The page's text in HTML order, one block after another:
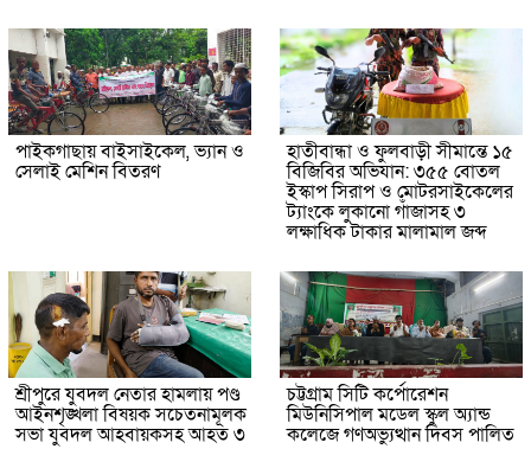
পাইকগাছায় বাইসাইকেল, ভ্যান ও
সেলাই মেশিন বিতরণ
হাতীবান্ধা ও ফুলবাড়ী সীমান্তে ১৫
বিজিবির অভিযান: ৩৫৫ বোতল
ইস্কাপ সিরাপ ও মোটরসাইকেলের
ট্যাংকে লুকানো গাঁজাসহ ৩
লক্ষাধিক টাকার মালামাল জব্দ
শ্রীপুরে যুবদল নেতার হামলায় পণ্ড
আইনশৃঙ্খলা বিষয়ক সচেতনামূলক
সভা যুবদল আহবায়কসহ আহত ৩
চট্টগ্রাম সিটি কর্পোরেশন
মিউনিসিপাল মডেল স্কুল অ্যান্ড
কলেজে গণঅভ্যুত্থান দিবস পালিত